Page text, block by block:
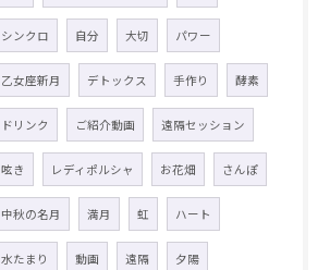
シンクロ 自分 大切 パワー
乙女座新月 デトックス 手作り 酵素
ドリンク ご紹介動画 遠隔セッション
呟き レディポルシャ お花畑 さんぽ
中秋の名月 満月 虹 ハート
水たまり 動画 遠隔 夕陽